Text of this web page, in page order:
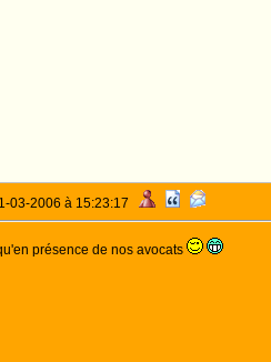
03-2006 à 15:23:17
présence de nos avocats